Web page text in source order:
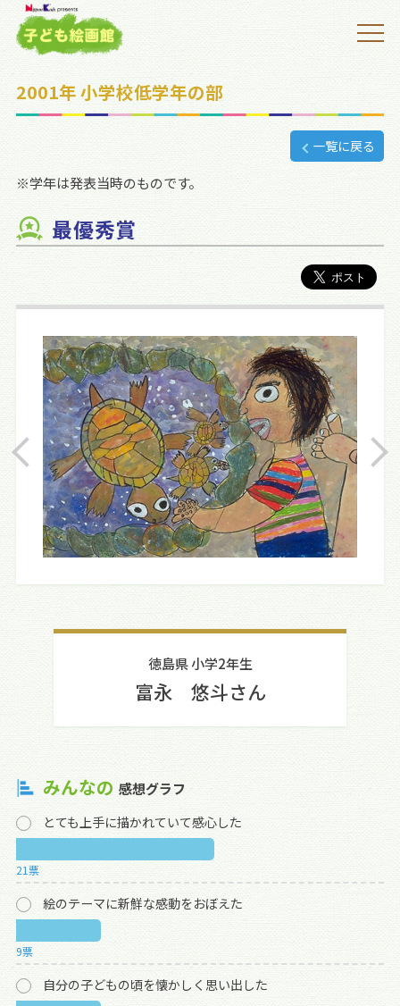
2001年 小学校低学年の部
一覧に戻る
※学年は発表当時のものです。
最優秀賞
徳島県 小学2年生
富永 悠斗さん
みんなの 感想グラフ
とても上手に描かれていて感心した
21票
絵のテーマに新鮮な感動をおぼえた
9票
自分の子どもの頃を懐かしく思い出した